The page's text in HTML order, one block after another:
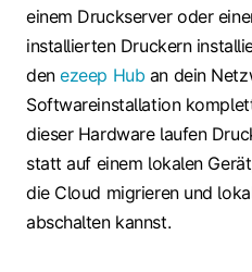
einem Druckserver oder
installierten Druckern
denezeep Hub an dein
Softwareinstallation
dieser Hardware laufen
statt auf einem lokalen
die Cloud migrieren und
abschalten kannst.